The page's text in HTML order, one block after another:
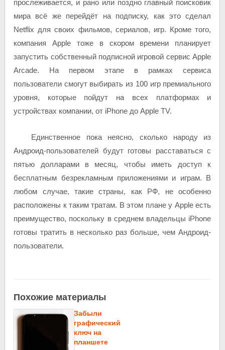
прослеживается, и рано или поздно главный поисковик
мира всё же перейдёт на подписку, как это сделал
Netflix для своих фильмов, сериалов, игр. Кроме того,
компания Apple тоже в скором времени планирует
запустить собственный подписной игровой сервис Apple
Arcade. На первом этапе в рамках сервиса
пользователи смогут выбирать из 100 игр премиального
уровня, которые пойдут на всех платформах и
устройствах компании, от iPhone до Apple TV.
Единственное пока неясно, сколько народу из
Андроид-пользователей будут готовы расставаться с
пятью долларами в месяц, чтобы иметь доступ к
бесплатным безрекламным приложениями и играм. В
любом случае, такие страны, как РФ, не особенно
расположены к таким тратам. В этом плане у Apple есть
преимущество, поскольку в среднем владельцы iPhone
готовы тратить в несколько раз больше, чем Андроид-
пользователи.
Похожие материалы
Забыли
графический
ключ на
планшете